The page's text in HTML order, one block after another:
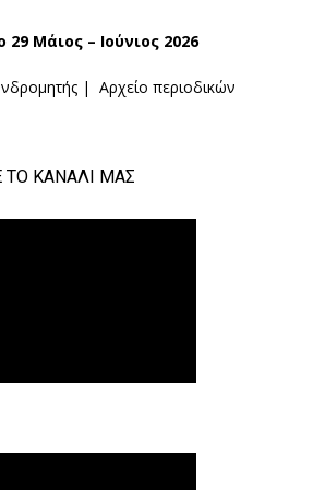
29 Μάιος – Ιούνιος 2026
| Αρχείο περιοδικών
ΤΟ ΚΑΝΑΛΙ ΜΑΣ